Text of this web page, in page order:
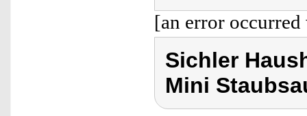
[an error
Sichler
Mini